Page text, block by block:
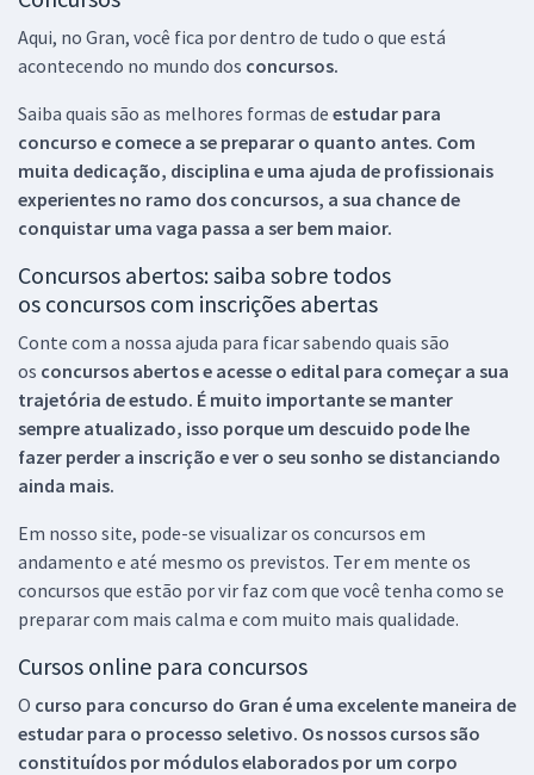
Aqui, no Gran, você fica por dentro de tudo o que está
acontecendo no mundo dos concursos.
Saiba quais são as melhores formas de estudar para
concurso e comece a se preparar o quanto antes. Com
muita dedicação, disciplina e uma ajuda de profissionais
experientes no ramo dos concursos, a sua chance de
conquistar uma vaga passa a ser bem maior.
Concursos abertos: saiba sobre todos
os concursos com inscrições abertas
Conte com a nossa ajuda para ficar sabendo quais são
os concursos abertos e acesse o edital para começar a sua
trajetória de estudo. É muito importante se manter
sempre atualizado, isso porque um descuido pode lhe
fazer perder a inscrição e ver o seu sonho se distanciando
ainda mais.
Em nosso site, pode-se visualizar os concursos em
andamento e até mesmo os previstos. Ter em mente os
concursos que estão por vir faz com que você tenha como se
preparar com mais calma e com muito mais qualidade.
Cursos online para concursos
O curso para concurso do Gran é uma excelente maneira de
estudar para o processo seletivo. Os nossos cursos são
constituídos por módulos elaborados por um corpo